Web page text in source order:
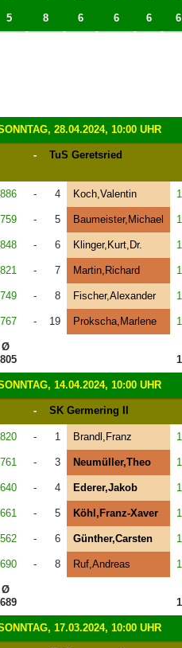
5 8 6 6 6 6
28.04.2024, 10:00 UHR
- TuS Geretsried
- 4 Koch,Valentin
- 5 Baumeister,Michael
- 6 Klinger,Kurt,Dr.
- 7 Martin,Richard
- 8 Fischer,Alexander
- 19 Prokscha,Marlene
Ø
14.04.2024, 10:00 UHR
- SK Germering II
- 1 Brandl,Franz
- 3 Neumüller,Theo
- 4 Ederer,Jakob
- 5 Köhl,Franz-Xaver
- 6 Günther,Carsten
- 8 Ruf,Andreas
Ø
17.03.2024, 10:00 UHR